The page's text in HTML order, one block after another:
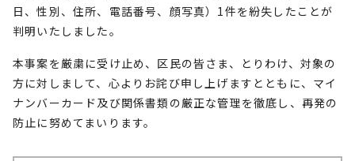
日、性別、住所、電話番号、顔写真）1件を紛失したことが
判明いたしました。
本事案を厳粛に受け止め、区民の皆さま、とりわけ、対象の
方に対しまして、心よりお詫び申し上げますとともに、マイ
ナンバーカード及び関係書類の厳正な管理を徹底し、再発の
防止に努めてまいります。